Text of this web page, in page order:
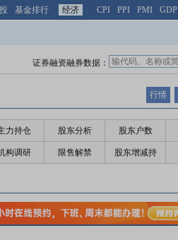
基金排行 经济 CPI PPI PMI GDP
证券融资融券数据：
行情
力持仓 股东分析 股东户数
构调研 限售解禁 股东增减持